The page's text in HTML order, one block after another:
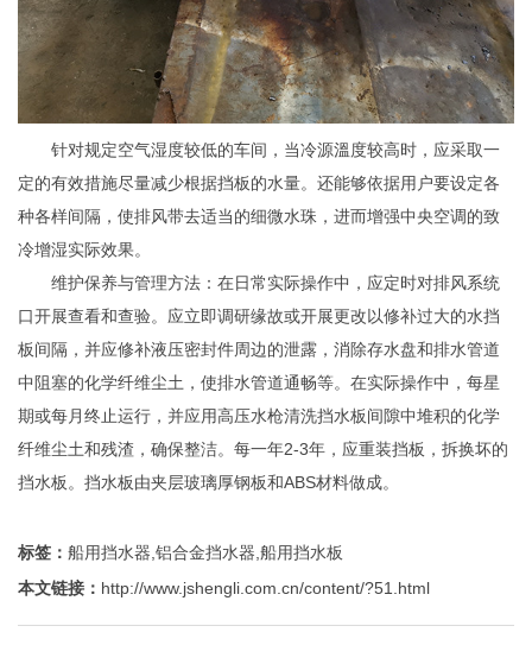
针对规定空气湿度较低的车间，当冷源溫度较高时，应采取一
定的有效措施尽量减少根据挡板的水量。还能够依据用户要设定各
种各样间隔，使排风带去适当的细微水珠，进而增强中央空调的致
冷增湿实际效果。
维护保养与管理方法：在日常实际操作中，应定时对排风系统
口开展查看和查验。应立即调研缘故或开展更改以修补过大的水挡
板间隔，并应修补液压密封件周边的泄露，消除存水盘和排水管道
中阻塞的化学纤维尘土，使排水管道通畅等。在实际操作中，每星
期或每月终止运行，并应用高压水枪清洗挡水板间隙中堆积的化学
纤维尘土和残渣，确保整洁。每一年2-3年，应重装挡板，拆换坏的
挡水板。挡水板由夹层玻璃厚钢板和ABS材料做成。
标签： 船用挡水器 铝合金挡水器 船用挡水板
本文链接： http://www.jshengli.com.cn/content/?51.html